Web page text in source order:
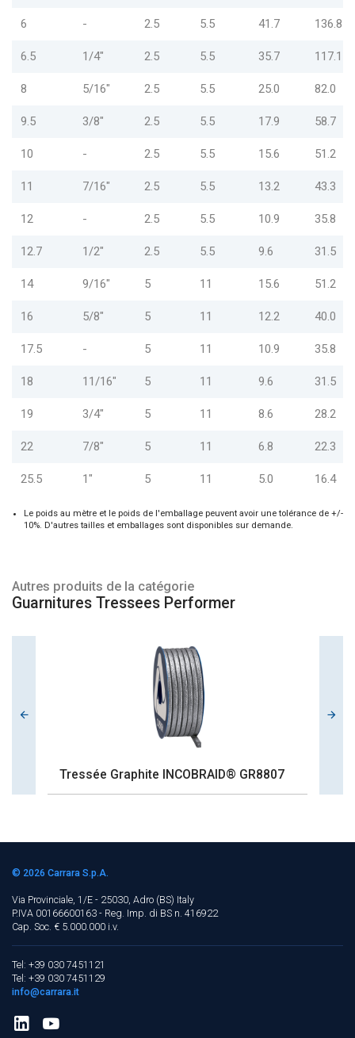
6 - 2.5 5.5 41.7 136.8
6.5 1/4" 2.5 5.5 35.7 117.1
8 5/16" 2.5 5.5 25.0 82.0
9.5 3/8" 2.5 5.5 17.9 58.7
10 - 2.5 5.5 15.6 51.2
11 7/16" 2.5 5.5 13.2 43.3
12 - 2.5 5.5 10.9 35.8
12.7 1/2" 2.5 5.5 9.6 31.5
14 9/16" 5 11 15.6 51.2
16 5/8" 5 11 12.2 40.0
17.5 - 5 11 10.9 35.8
18 11/16" 5 11 9.6 31.5
19 3/4" 5 11 8.6 28.2
22 7/8" 5 11 6.8 22.3
25.5 1" 5 11 5.0 16.4
Le poids au mètre et le poids de l'emballage peuvent avoir une tolérance de +/-
10%. D'autres tailles et emballages sont disponibles sur demande.
Autres produits de la catégorie
Guarnitures Tressees Performer
Tressée Graphite INCOBRAID® GR8807
© 2026 Carrara S.p.A.
Via Provinciale, 1/E - 25030, Adro (BS) Italy
P.IVA 00166600163 - Reg. Imp. di BS n. 416922
Cap. Soc. € 5.000.000 i.v.
Tel: +39 030 7451121
Tel: +39 030 7451129
info@carrara.it